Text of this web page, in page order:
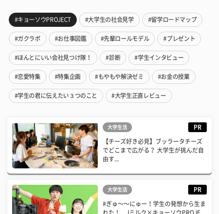
#キョーソウPROJECT #大学生の社会見学 #留学ロードマップ
#ガクラボ #お仕事図鑑 #先輩ロールモデル #プレゼント
#ほんとにいい会社見つけ隊！ #診断 #学生インタビュー
#恋愛特集 #特集企画 #もやもや解決ゼミ #お金の授業
#学生の君に伝えたい３つのこと #大学生正直レビュー
大学生活 PR
【チーズ好き必見】ブッラータチーズ
でどこまで広がる？ 大学生が挑んだ自
由す...
大学生活 PR
#ぎゅ〜〜にゅー！学生の発想から生ま
れた！ Jミルク×キョーソウPROJE...